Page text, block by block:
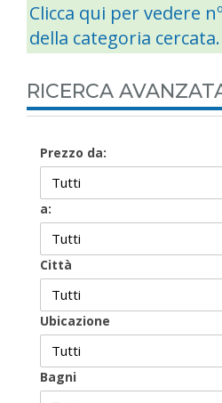
Clicca qui per vedere
della categoria cercata.
RICERCA
Prezzo da:
a:
Città
Ubicazione
Bagni